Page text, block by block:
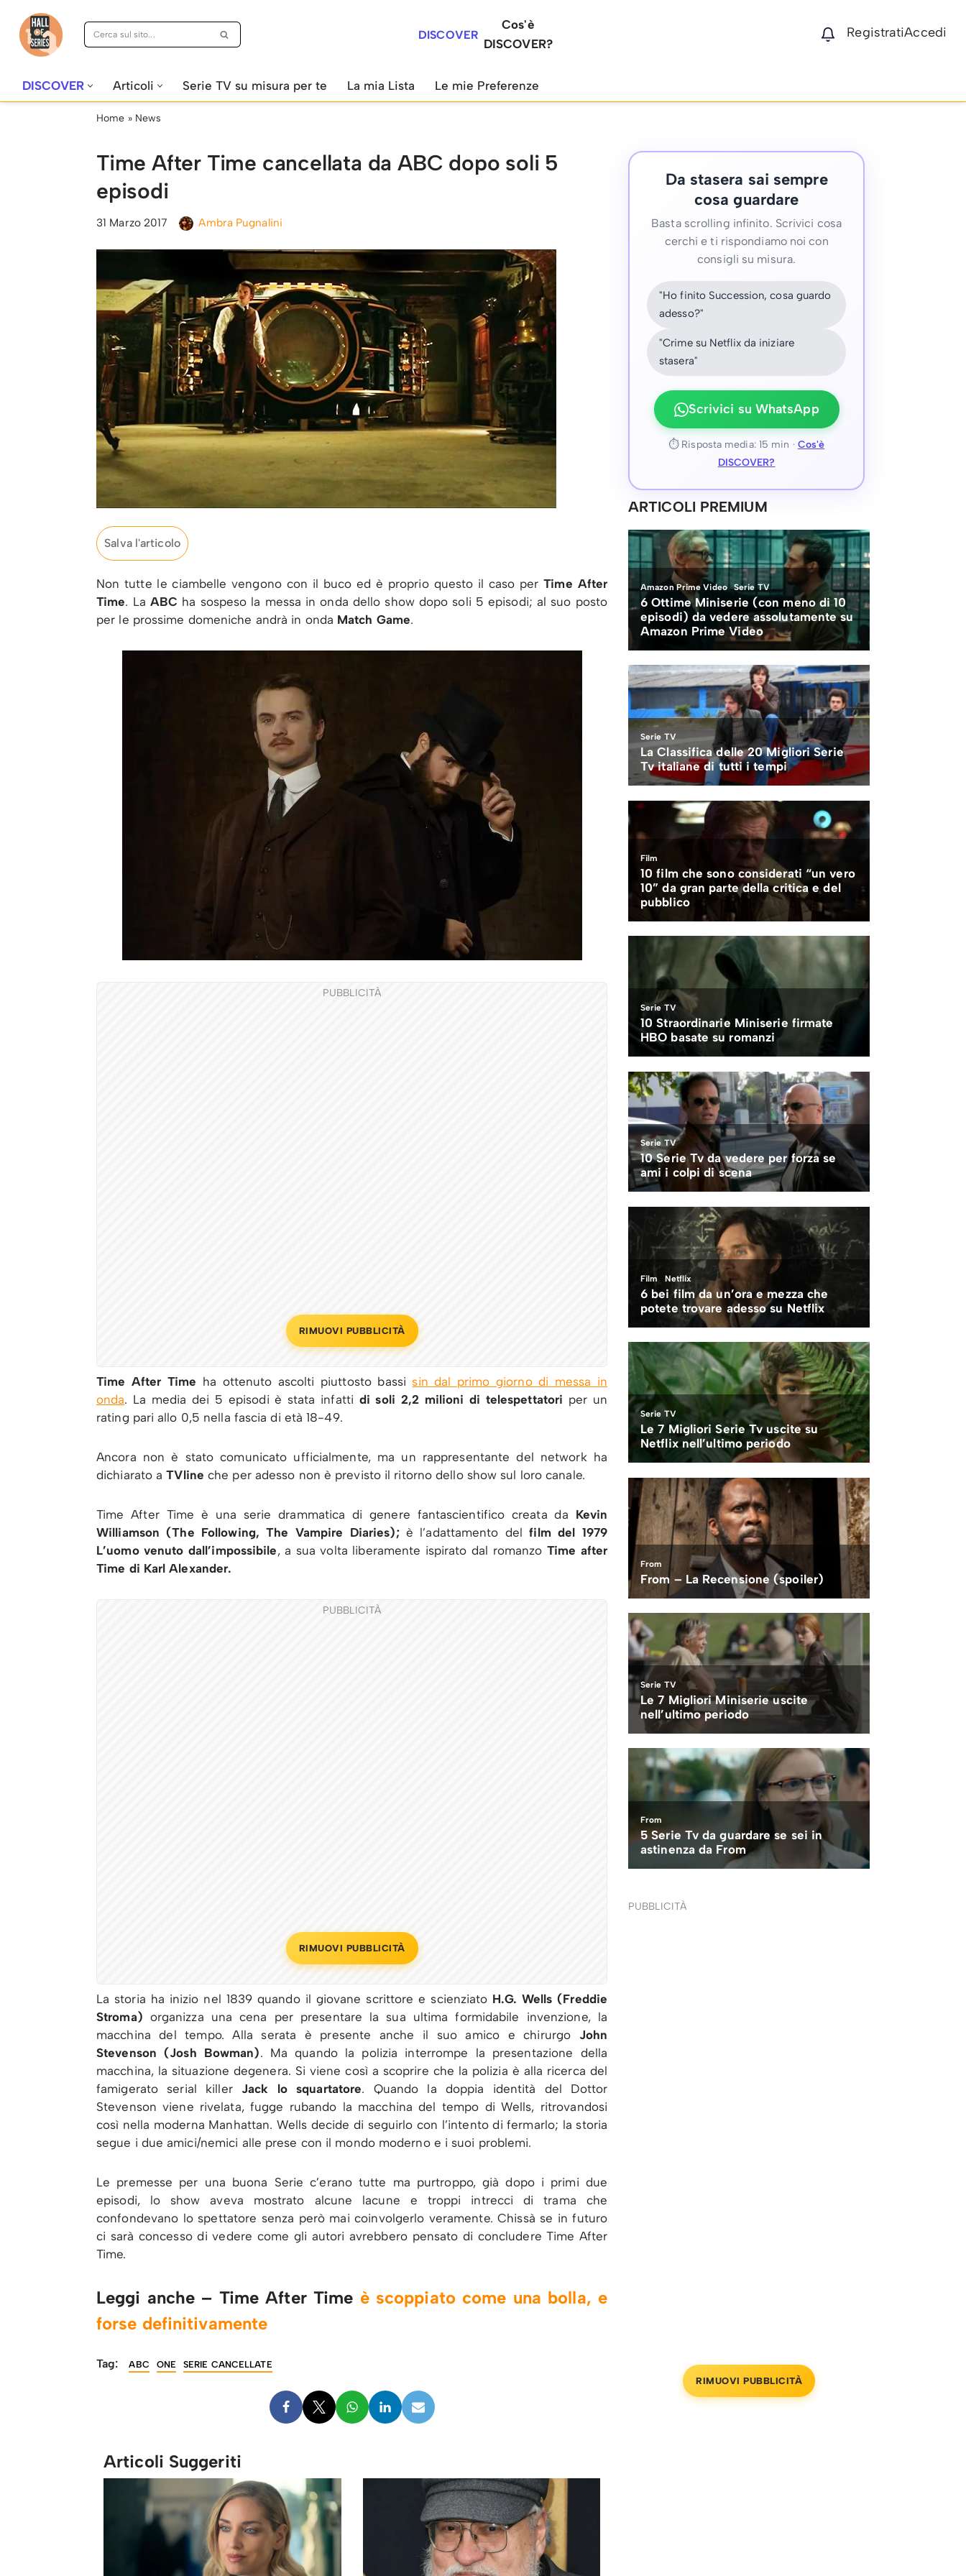
Vai
DISCOVER
Cos'è
DISCOVER?
RegistratiAccedi
DISCOVER Articoli Serie TV su misura per te La mia Lista Le mie Preferenze
Home » News
Time After Time cancellata da ABC dopo soli 5
episodi
31 Marzo 2017 Ambra Pugnalini
Salva l'articolo
Non tutte le ciambelle vengono con il buco ed è proprio questo il caso perTime After
Time. La ABC ha sospeso la messa in onda dello show dopo soli 5 episodi; al suo posto
per le prossime domeniche andrà in onda Match Game.
PUBBLICITÀ
RIMUOVI PUBBLICITÀ
Time After Time ha ottenuto ascolti piuttosto bassi sin dal primo giorno di messa in
onda. La media dei 5 episodi è stata infatti di soli 2,2 milioni di telespettatori per un
rating pari allo 0,5 nella fascia di età 18-49.
Ancora non è stato comunicato ufficialmente, ma un rappresentante del network ha
dichiarato aTVline che per adesso non è previsto il ritorno dello show sul loro canale.
Time After Time è una serie drammatica di genere fantascientifico creata da Kevin
Williamson (The Following, The Vampire Diaries);è l’adattamento delfilm del 1979
L’uomo venuto dall’impossibile, a sua volta liberamente ispirato dal romanzo Time after
Time di Karl Alexander.
PUBBLICITÀ
RIMUOVI PUBBLICITÀ
La storia ha inizio nel 1839 quando il giovane scrittore e scienziato H.G. Wells (Freddie
Stroma) organizza una cena per presentare la sua ultima formidabile invenzione, la
macchina del tempo. Alla serata è presente anche il suo amico e chirurgo John
Stevenson (Josh Bowman). Ma quando la polizia interrompe la presentazione della
macchina, la situazione degenera. Si viene così a scoprire che la polizia è alla ricerca del
famigerato serial killer Jack lo squartatore. Quando la doppia identità del Dottor
Stevenson viene rivelata, fugge rubando la macchina del tempo di Wells, ritrovandosi
così nella moderna Manhattan. Wells decide di seguirlo con l’intento di fermarlo; la storia
segue i due amici/nemici alle prese con il mondo moderno e i suoi problemi.
Le premesse per una buona Serie c’erano tutte ma purtroppo, già dopo i primi due
episodi, lo show aveva mostrato alcune lacune e troppi intrecci di trama che
confondevano lo spettatore senza però mai coinvolgerlo veramente. Chissà se in futuro
ci sarà concesso di vedere come gli autori avrebbero pensato di concludere Time After
Time.
Leggi anche – Time After Time è scoppiato come una bolla, e
forse definitivamente
Tag: ABC ONE SERIE CANCELLATE
Articoli Suggeriti
Da stasera sai sempre
cosa guardare
Basta scrolling infinito. Scrivici cosa
cerchi e ti rispondiamo noi con
consigli su misura.
"Ho finito Succession, cosa guardo
adesso?"
"Crime su Netflix da iniziare
stasera"
Scrivici su WhatsApp
⏱ Risposta media: 15 min · Cos'è
DISCOVER?
ARTICOLI PREMIUM
PUBBLICITÀ
RIMUOVI PUBBLICITÀ